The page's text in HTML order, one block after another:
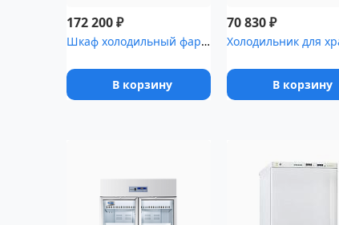
172 200₽
Шкаф холодильный фармацевтический Polair ШХФ-1,4ДС со стеклянными...
В корзину
70 830₽
В корзину